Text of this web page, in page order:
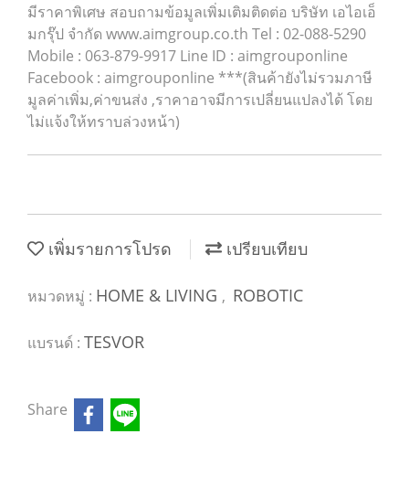
มีราคาพิเศษ สอบถามข้อมูลเพิ่มเติมติดต่อ บริษัท เอไอเอ็
มกรุ๊ป จำกัด www.aimgroup.co.th Tel : 02-088-5290
Mobile : 063-879-9917 Line ID : aimgrouponline
Facebook : aimgrouponline ***(สินค้ายังไม่รวมภาษี
มูลค่าเพิ่ม,ค่าขนส่ง ,ราคาอาจมีการเปลี่ยนแปลงได้ โดย
ไม่แจ้งให้ทราบล่วงหน้า)
เพิ่มรายการโปรด เปรียบเทียบ
หมวดหมู่ : HOME & LIVING , ROBOTIC
แบรนด์ : TESVOR
Share